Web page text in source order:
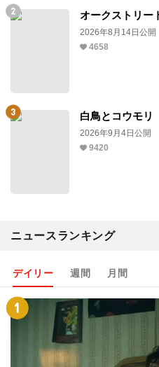
オークストリー
2026年8月14日公開
4658
白鳥とコウモリ
2026年9月4日公開
9420
ニュースランキング
デイリー 週間 月間